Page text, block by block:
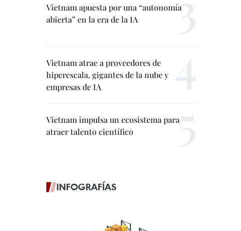
Vietnam apuesta por una “autonomía
abierta” en la era de la IA
Vietnam atrae a proveedores de
hiperescala, gigantes de la nube y
empresas de IA
Vietnam impulsa un ecosistema para
atraer talento científico
INFOGRAFÍAS